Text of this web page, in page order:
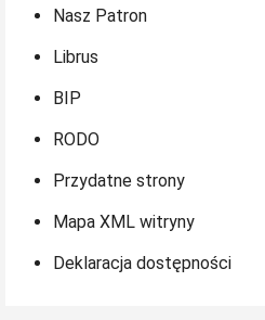
Nasz Patron
Librus
BIP
RODO
Przydatne strony
Mapa XML witryny
Deklaracja dostępności